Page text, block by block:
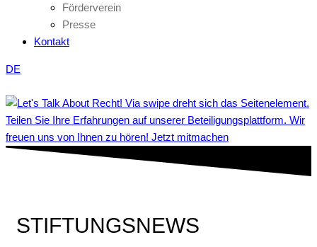
Förderverein
Presse
Kontakt
DE
Teilen Sie Ihre Erfahrungen auf unserer Beteiligungsplattform. Wir
freuen uns von Ihnen zu hören! Jetzt mitmachen
STIFTUNGSNEWS